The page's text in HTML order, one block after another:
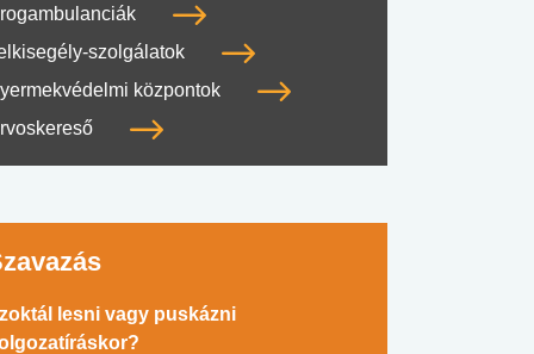
szolgálatok
központok
lesni vagy puskázni